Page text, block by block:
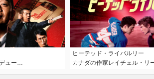
ュー…
ヒーテッド・ライバルリー
カナダの作家レイチェル・リ